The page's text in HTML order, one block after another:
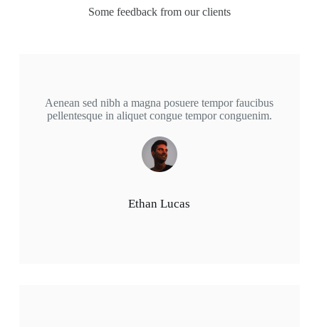
Some feedback from our clients
Aenean sed nibh a magna posuere tempor faucibus
pellentesque in aliquet congue tempor conguenim.
Ethan Lucas